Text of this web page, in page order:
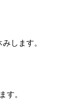
します。
す。